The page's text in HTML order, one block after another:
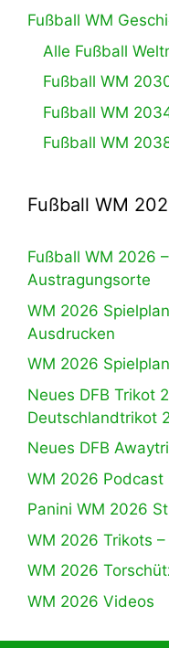
Fußball WM
Alle Fußball
Fußball WM
Fußball WM
Fußball WM
Fußball WM
Fußball WM 2026
Austragungsorte
WM 2026
Ausdrucken
WM 2026
Neues DFB Trikot
Deutschlandtrikot
Neues DFB
WM 2026 Podcast
Panini WM 2026
WM 2026 Trikots
WM 2026
WM 2026 Videos